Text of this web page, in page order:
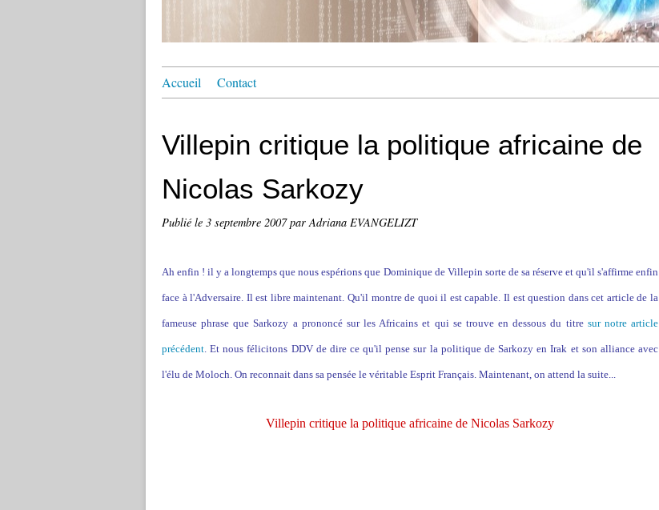
Accueil Contact
Villepin critique la politique africaine de
Nicolas Sarkozy
Publié le 3 septembre 2007par Adriana EVANGELIZT
Ah enfin ! il y a longtemps que nous espérions que Dominique de Villepin sorte de sa réserve et qu'il s'affirme enfin
face à l'Adversaire. Il est libre maintenant. Qu'il montre de quoi il est capable. Il est question dans cet article de la
fameuse phrase que Sarkozy a prononcé sur les Africains et qui se trouve en dessous du titresur notre article
précédent. Et nous félicitons DDV de dire ce qu'il pense sur la politique de Sarkozy en Irak et son alliance avec
l'élu de Moloch. On reconnait dans sa pensée le véritable Esprit Français. Maintenant, on attend la suite...
Villepin critique la politique africaine de Nicolas Sarkozy